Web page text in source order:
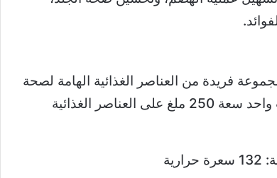
فريدة من العناصر الغذائية الهامة لصحة
الجسم، ويحتوي كوب واحد سعة 250 ملغ على العناصر الغذائية